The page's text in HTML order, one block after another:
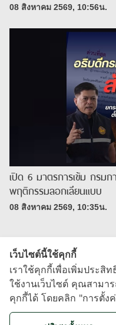
08 สิงหาคม 2569, 10:56น.
เปิด 6 มาตรการเข้ม กรม
พฤติกรรมลอกเลียนแบบ
08 สิงหาคม 2569, 10:35น.
เว็บไซต์นี้ใช้คุกกี้
เราใช้คุกกี้เพื่อเพิ่มประสิ
ใช้งานเว็บไซต์ คุณสามา
คุกกี้ได้ โดยคลิก "การตั้ง